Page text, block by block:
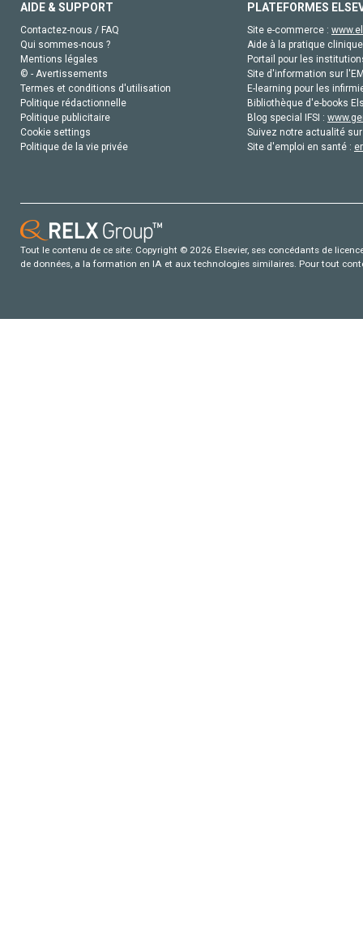
AIDE & SUPPORT
Contactez-nous / FAQ
Qui sommes-nous ?
Mentions légales
© - Avertissements
Termes et conditions d'utilisation
Politique rédactionnelle
Politique publicitaire
Cookie settings
Politique de la vie privée
PLATEFORMES
Site e-commerce :
Aide à la pratique
Portail pour les
Site d'information sur
E-learning pour les
Bibliothèque d'e-books
Blog special IFSI :
Suivez notre actualité
Site d'emploi en santé :
Tout le contenu de ce site: Copyright © 2026 Elsevier, ses concédants de
de données, a la formation en IA et aux technologies similaires. Pour tout